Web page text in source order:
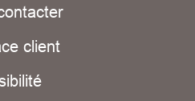
client